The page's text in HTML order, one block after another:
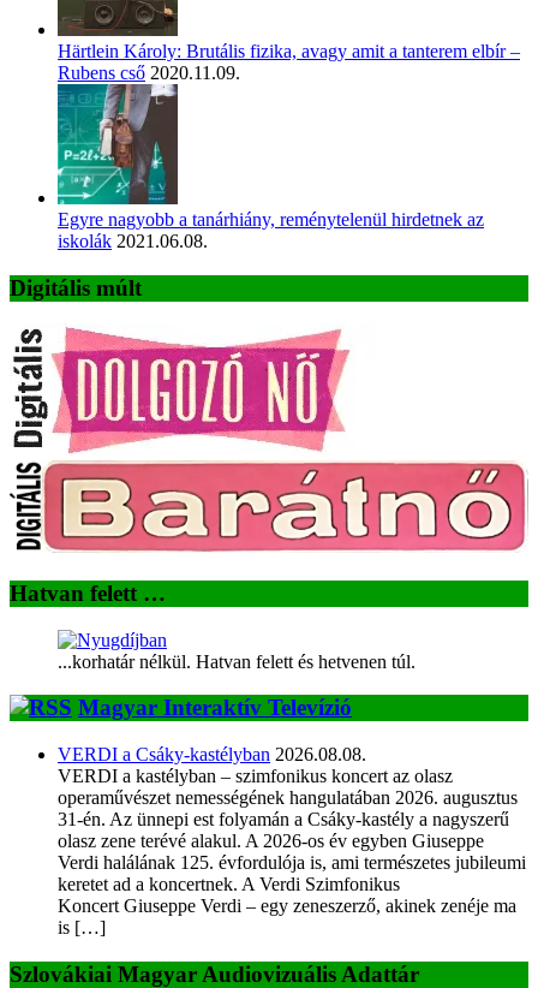
Härtlein Károly: Brutális fizika, avagy amit a tanterem elbír –
Rubens cső 2020.11.09.
Egyre nagyobb a tanárhiány, reménytelenül hirdetnek az
iskolák 2021.06.08.
Digitális múlt
Hatvan felett …
...korhatár nélkül. Hatvan felett és hetvenen túl.
Magyar Interaktív Televízió
VERDI a Csáky-kastélyban 2026.08.08.
VERDI a kastélyban – szimfonikus koncert az olasz
operaművészet nemességének hangulatában 2026. augusztus
31-én. Az ünnepi est folyamán a Csáky-kastély a nagyszerű
olasz zene terévé alakul. A 2026-os év egyben Giuseppe
Verdi halálának 125. évfordulója is, ami természetes jubileumi
keretet ad a koncertnek. A Verdi Szimfonikus
Koncert Giuseppe Verdi – egy zeneszerző, akinek zenéje ma
is […]
Szlovákiai Magyar Audiovizuális Adattár